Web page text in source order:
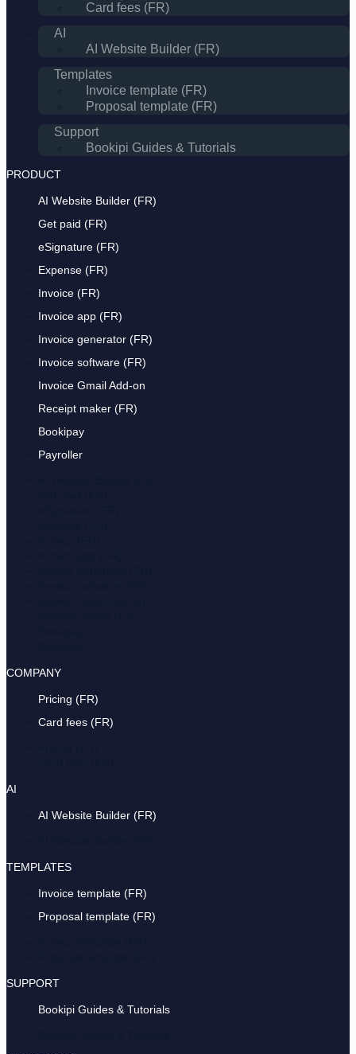
Card fees (FR)
AI
AI Website Builder (FR)
Templates
Invoice template (FR)
Proposal template (FR)
Support
Bookipi Guides & Tutorials
PRODUCT
AI Website Builder (FR)
Get paid (FR)
eSignature (FR)
Expense (FR)
Invoice (FR)
Invoice app (FR)
Invoice generator (FR)
Invoice software (FR)
Invoice Gmail Add-on
Receipt maker (FR)
Bookipay
Payroller
COMPANY
Pricing (FR)
Card fees (FR)
AI
AI Website Builder (FR)
TEMPLATES
Invoice template (FR)
Proposal template (FR)
SUPPORT
Bookipi Guides & Tutorials